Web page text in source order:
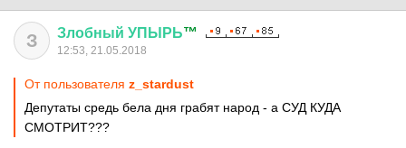
З Злобный УПЫРЬ™
12:53, 21.05.2018
От пользователя z_stardust
Депутаты средь бела дня грабят народ - а СУД КУДА
СМОТРИТ???